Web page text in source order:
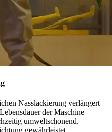
Nasslackierung verlängert
der Maschine
umweltschonend.
gewährleistet